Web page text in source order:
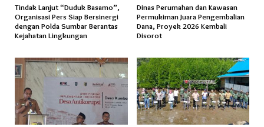
Tindak Lanjut “Duduk Basamo”,
Organisasi Pers Siap Bersinergi
dengan Polda Sumbar Berantas
Kejahatan Lingkungan
Dinas Perumahan dan Kawasan
Permukiman Juara Pengembalian
Dana, Proyek 2026 Kembali
Disorot